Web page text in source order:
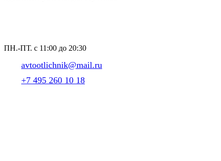
ПН.-ПТ. с 11:00 до 20:30
avtootlichnik@mail.ru
+7 495 260 10 18